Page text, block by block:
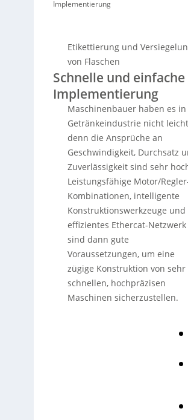
Implementierung
Etikettierung und
von Flaschen
Schnelle und einfache
Implementierung
Maschinenbauer haben es
Getränkeindustrie nicht
denn die Ansprüche an
Geschwindigkeit, Durchsatz
Zuverlässigkeit sind sehr
Leistungsfähige Motor/
Kombinationen, intelligente
Konstruktionswerkzeuge und
effizientes Ethercat-Netzwerk
sind dann gute
Voraussetzungen, um eine
zügige Konstruktion von sehr
schnellen, hochpräzisen
Maschinen sicherzustellen.